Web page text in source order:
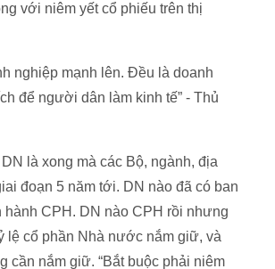
với niêm yết cổ phiếu trên thị
nghiệp mạnh lên. Đều là doanh
để người dân làm kinh tế” - Thủ
là xong mà các Bộ, ngành, địa
đoạn 5 năm tới. DN nào đã có ban
CPH. DN nào CPH rồi nhưng
lệ cổ phần Nhà nước nắm giữ, và
cần nắm giữ. “Bắt buộc phải niêm